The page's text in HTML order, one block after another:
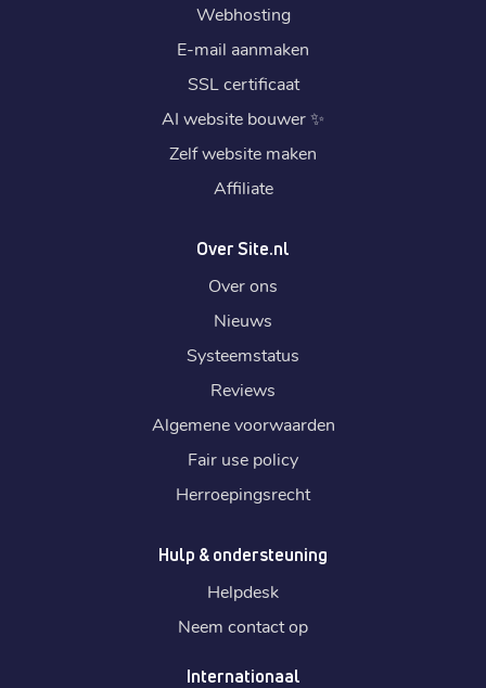
Webhosting
E-mail aanmaken
SSL certificaat
AI website bouwer✨
Zelf website maken
Affiliate
Over Site.nl
Over ons
Nieuws
Systeemstatus
Reviews
Algemene voorwaarden
Fair use policy
Herroepingsrecht
Hulp & ondersteuning
Helpdesk
Neem contact op
Internationaal